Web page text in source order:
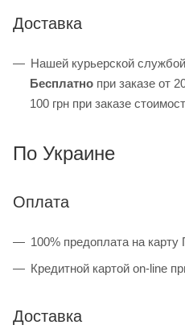
Доставка
Нашей курьерской
Бесплатно при заказе от
100 грн при заказе
По Украине
Оплата
100% предоплата на карту
Кредитной картой on-line
Доставка